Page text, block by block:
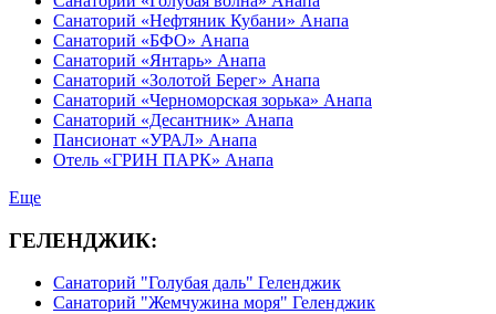
Санаторий «Нефтяник Кубани» Анапа
Санаторий «БФО» Анапа
Санаторий «Янтарь» Анапа
Санаторий «Золотой Берег» Анапа
Санаторий «Черноморская зорька» Анапа
Санаторий «Десантник» Анапа
Пансионат «УРАЛ» Анапа
Отель «ГРИН ПАРК» Анапа
Еще
ГЕЛЕНДЖИК:
Санаторий "Голубая даль" Геленджик
Санаторий "Жемчужина моря" Геленджик